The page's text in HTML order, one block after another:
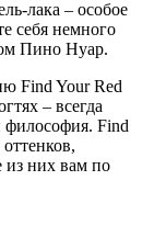
лака – особое
себя немного
Пино Нуар.
Find Your Red
– всегда
философия. Find
них вам по